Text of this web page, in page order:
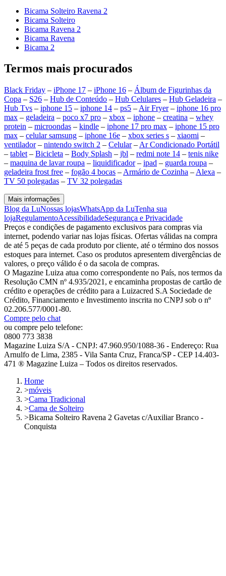
Bicama Solteiro Ravena 2
Bicama Solteiro
Bicama Ravena 2
Bicama Ravena
Bicama 2
Termos mais procurados
Black Friday – iPhone 17 – iPhone 16 – Álbum de Figurinhas da
Copa – S26 – Hub de Conteúdo – Hub Celulares – Hub Geladeira –
Hub Tvs – iphone 15 – iphone 14 – ps5 – Air Fryer– iphone 16 pro
max – geladeira – poco x7 pro – xbox – iphone – creatina – whey
protein – microondas – kindle – iphone 17 pro max – iphone 15 pro
max – celular samsung – iphone 16e – xbox series s – xiaomi –
ventilador– nintendo switch 2 – Celular– Ar Condicionado Portátil
– tablet – Bicicleta – Body Splash – jbl – redmi note 14 – tenis nike
– maquina de lavar roupa – liquidificador– ipad – guarda roupa –
geladeira frost free – fogão 4 bocas – Armário de Cozinha – Alexa –
TV 50 polegadas – TV 32 polegadas
Mais informações
Blog da LuNossas lojasWhatsApp da LuTenha sua
lojaRegulamentoAcessibilidadeSegurança e Privacidade
Preços e condições de pagamento exclusivos para compras via
internet, podendo variar nas lojas físicas. Ofertas válidas na compra
de até 5 peças de cada produto por cliente, até o término dos nossos
estoques para internet. Caso os produtos apresentem divergências de
valores, o preço válido é o da sacola de compras.
O Magazine Luiza atua como correspondente no País, nos termos da
Resolução CMN nº 4.935/2021, e encaminha propostas de cartão de
crédito e operações de crédito para a Luizacred S.A Sociedade de
Crédito, Financiamento e Investimento inscrita no CNPJ sob o nº
02.206.577/0001-80.
Compre pelo chat
ou compre pelo telefone:
0800 773 3838
Magazine Luiza S/A - CNPJ: 47.960.950/1088-36 - Endereço: Rua
Arnulfo de Lima, 2385 - Vila Santa Cruz, Franca/SP - CEP 14.403-
471 ® Magazine Luiza – Todos os direitos reservados.
Home
>móveis
>Cama Tradicional
>Cama de Solteiro
>Bicama Solteiro Ravena 2 Gavetas c/Auxiliar Branco -
Conquista